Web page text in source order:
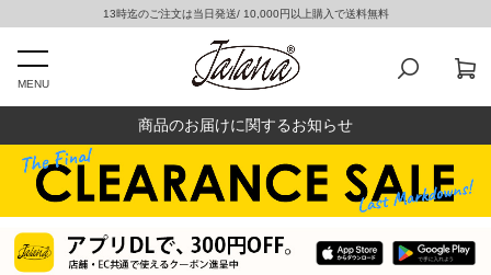
13時迄のご注文は当日発送/ 10,000円以上購入で送料無料
MENU
商品のお届けに関するお知らせ